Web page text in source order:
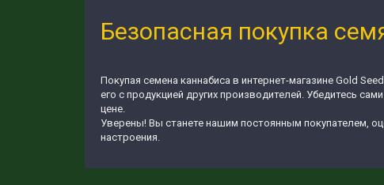
Безопасная покупка
Покупая семена каннабиса в интернет-магазине Gold
его с продукцией других производителей. Убедитесь
цене.
Уверены! Вы станете нашим постоянным покупателем,
настроения.